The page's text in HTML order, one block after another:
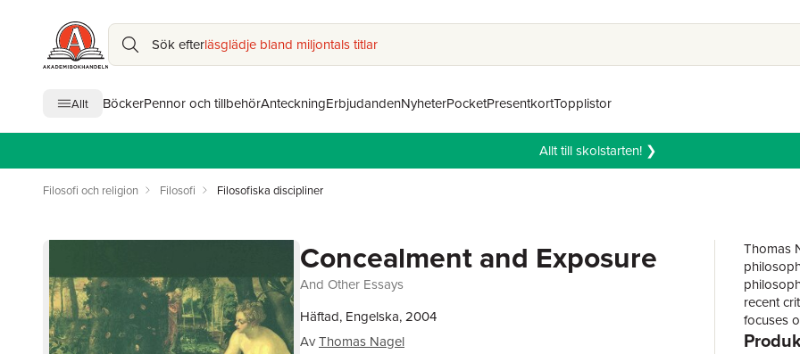
Sök efterläsglädje bland miljontals titlar
Allt BöckerPennor och tillbehörAnteckningErbjudandenNyheterPocketPresentkortTopplistor
Allt till skolstarten! ❯
Filosofi och religion Filosofi Filosofiska discipliner
Concealment and Exposure
And Other Essays
Häftad, Engelska, 2004
AvThomas Nagel
Thomas
recent
focuses
issues,